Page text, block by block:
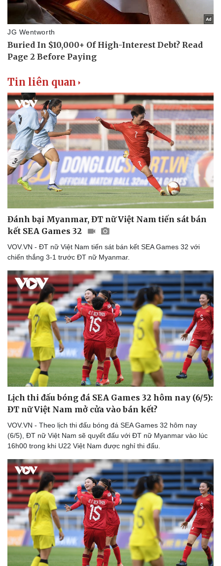
Thể thao
Bóng đá
Lịch thi đấu bóng đá
Thế giới thể thao
Hậu trường
Ô tô - Xe máy
Ô tô
Xe máy
Tư vấn
Tin liên quan
Đánh bại Myanmar, ĐT nữ Việt Nam tiến sát bán
kết SEA Games 32
VOV.VN - ĐT nữ Việt Nam tiến sát bán kết SEA Games 32 với
chiến thắng 3-1 trước ĐT nữ Myanmar.
Lịch thi đấu bóng đá SEA Games 32 hôm nay (6/5):
ĐT nữ Việt Nam mở cửa vào bán kết?
VOV.VN - Theo lịch thi đấu bóng đá SEA Games 32 hôm nay
(6/5), ĐT nữ Việt Nam sẽ quyết đấu với ĐT nữ Myanmar vào lúc
16h00 trong khi U22 Việt Nam được nghỉ thi đấu.